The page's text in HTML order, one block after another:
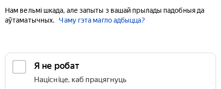
Нам вельмі шкада, але запыты з вашай прылады падобныя да
аўтаматычных.
Чаму гэта магло адбыцца?
Я не робат
Націсніце, каб працягнуць